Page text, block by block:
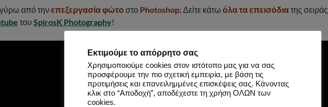
γύρω από τηνεπεξεργασία φώτο στο Photoshop; Δείτε κάτω όλα τα επεισόδιατης σειράς
του SpirosK Photography!
Εκτιμούμε το απόρρητο σας
Χρησιμοποιούμε cookies στον ιστότοπο μας για να σας
προσφέρουμε την πιο σχετική εμπειρία, με βάση τις
προτιμήσεις και επανειλημμένες επισκέψεις σας. Κάνοντας
κλικ στο “Αποδοχή”, αποδέχεστε τη χρήση ΟΛΩΝ των
cookies.